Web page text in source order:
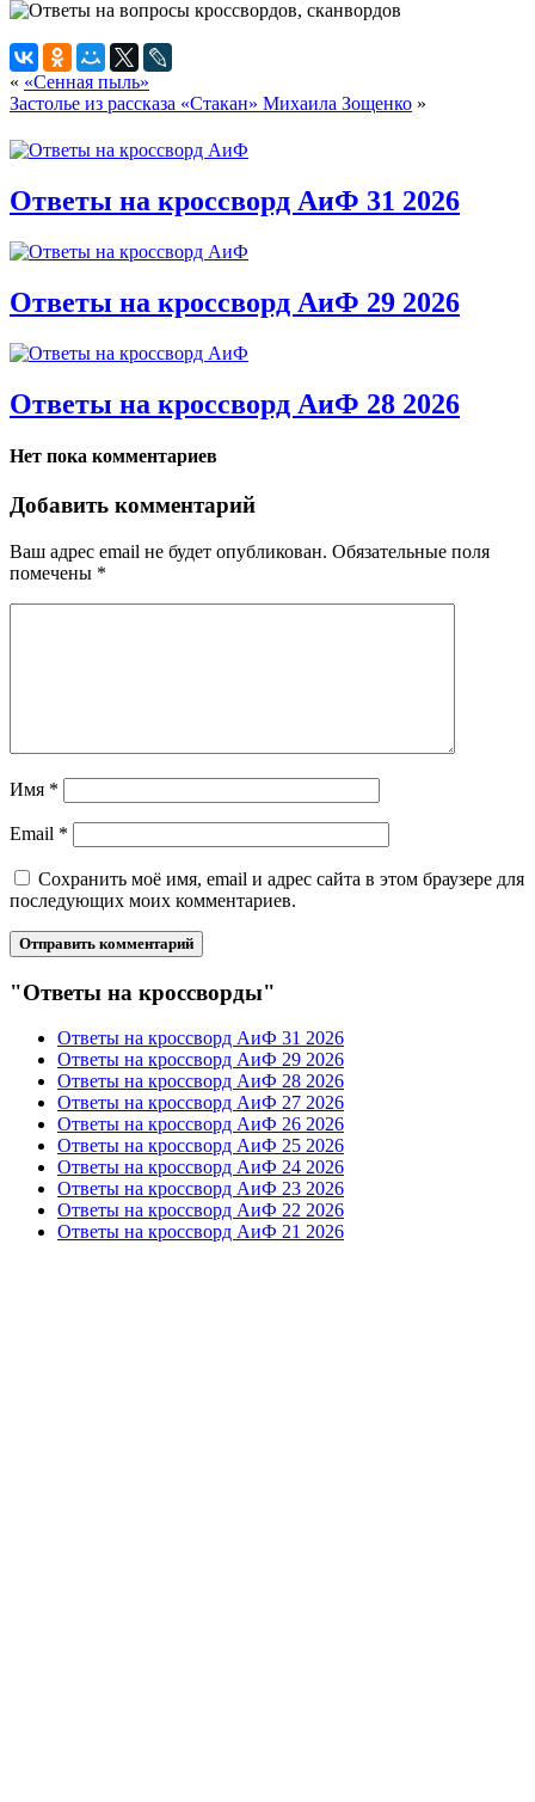
« «Сенная пыль»
Застолье из рассказа «Стакан» Михаила Зощенко »
Ответы на кроссворд АиФ 31 2026
Ответы на кроссворд АиФ 29 2026
Ответы на кроссворд АиФ 28 2026
Нет пока комментариев
Добавить комментарий
Ваш адрес email не будет опубликован. Обязательные поля
помечены *
Имя *
Email *
Сохранить моё имя, email и адрес сайта в этом браузере для
последующих моих комментариев.
"Ответы на кроссворды"
Ответы на кроссворд АиФ 31 2026
Ответы на кроссворд АиФ 29 2026
Ответы на кроссворд АиФ 28 2026
Ответы на кроссворд АиФ 27 2026
Ответы на кроссворд АиФ 26 2026
Ответы на кроссворд АиФ 25 2026
Ответы на кроссворд АиФ 24 2026
Ответы на кроссворд АиФ 23 2026
Ответы на кроссворд АиФ 22 2026
Ответы на кроссворд АиФ 21 2026